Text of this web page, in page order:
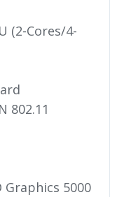
(2-Cores/4-
802.11
5000